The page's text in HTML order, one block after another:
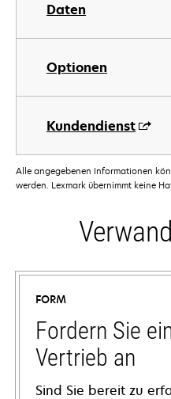
Daten
Optionen
Kundendienst
Alle angegebenen Informationen
werden. Lexmark übernimmt keine
FORM
Fordern Sie
Vertrieb an
Sind Sie bereit zu